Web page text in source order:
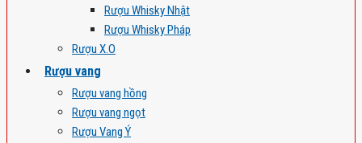
Rượu Whisky Nhật
Rượu Whisky Pháp
Rượu X.O
Rượu vang
Rượu vang hồng
Rượu vang ngọt
Rượu Vang Ý